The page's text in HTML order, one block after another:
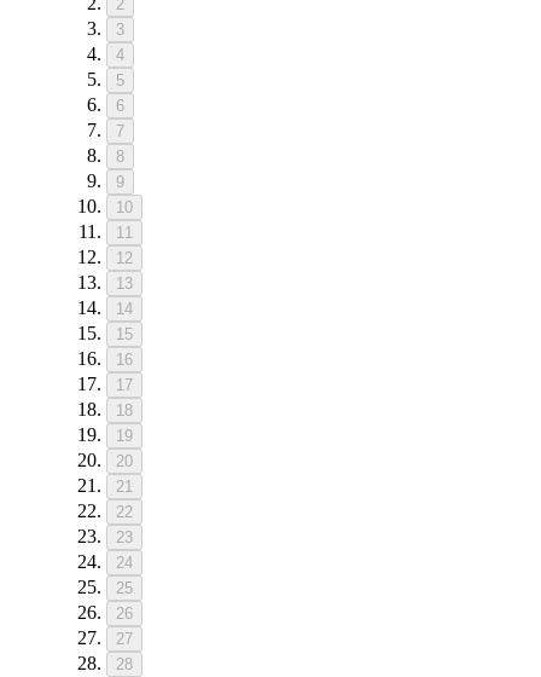
2
3
4
5
6
7
8
9
10
11
12
13
14
15
16
17
18
19
20
21
22
23
24
25
26
27
28